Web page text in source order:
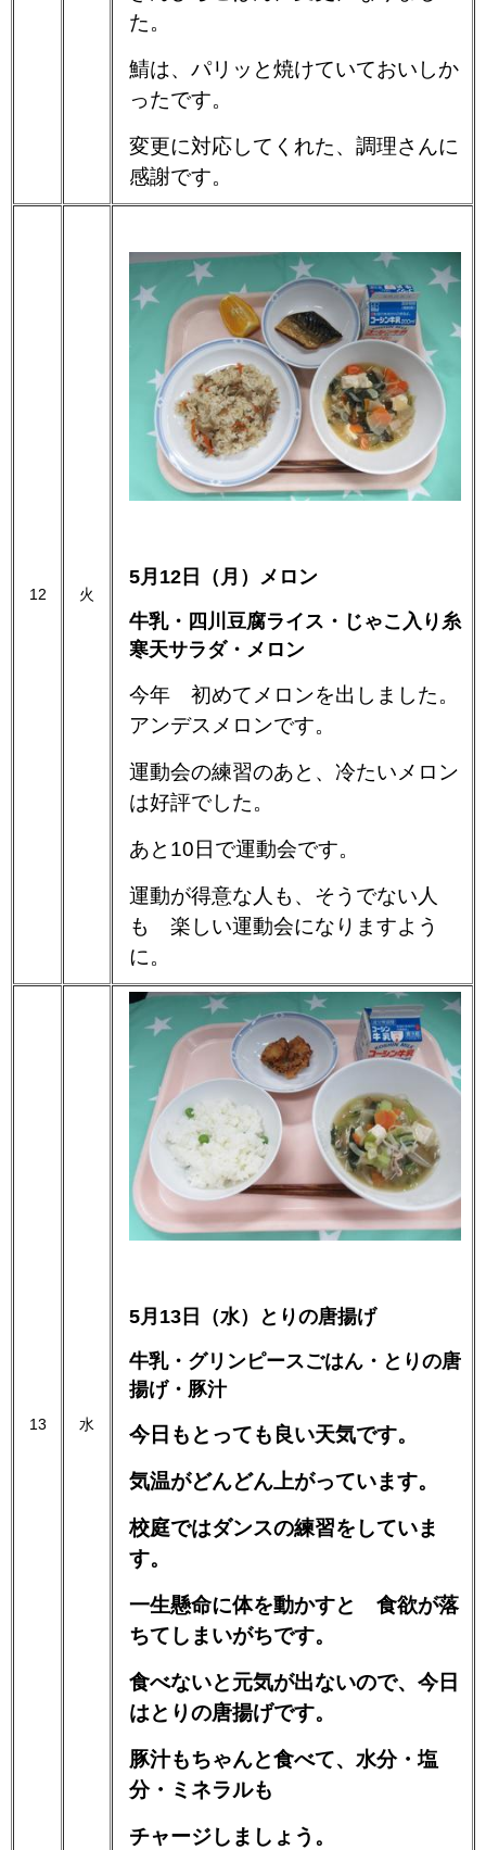
た。
鯖は、パリッと焼けていておいしか
ったです。
変更に対応してくれた、調理さんに
感謝です。
12 火
5月12日（月）メロン
牛乳・四川豆腐ライス・じゃこ入り糸
寒天サラダ・メロン
今年 初めてメロンを出しました。
アンデスメロンです。
運動会の練習のあと、冷たいメロン
は好評でした。
あと10日で運動会です。
運動が得意な人も、そうでない人
も 楽しい運動会になりますよう
に。
13 水
5月13日（水）とりの唐揚げ
牛乳・グリンピースごはん・とりの唐
揚げ・豚汁
今日もとっても良い天気です。
気温がどんどん上がっています。
校庭ではダンスの練習をしていま
す。
一生懸命に体を動かすと 食欲が落
ちてしまいがちです。
食べないと元気が出ないので、今日
はとりの唐揚げです。
豚汁もちゃんと食べて、水分・塩
分・ミネラルも
チャージしましょう。